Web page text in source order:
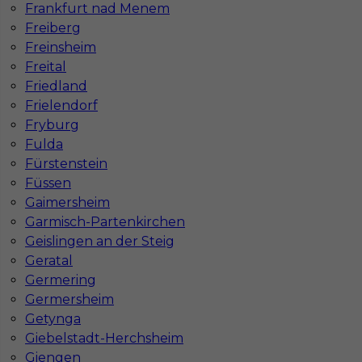
Frankfurt nad Menem
Freiberg
Freinsheim
Freital
Friedland
Frielendorf
Fryburg
Fulda
Fürstenstein
Füssen
Gaimersheim
Garmisch-Partenkirchen
Geislingen an der Steig
Geratal
Germering
Germersheim
Getynga
Giebelstadt-Herchsheim
Giengen
InServ © 2014 – 2026 | Wszelkie prawa zastrzeżone
Witryna korzysta z ciasteczek